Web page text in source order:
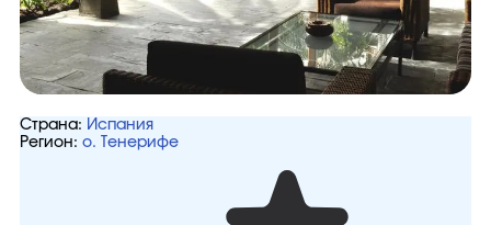
Страна: Испания
Регион: о. Тенерифе